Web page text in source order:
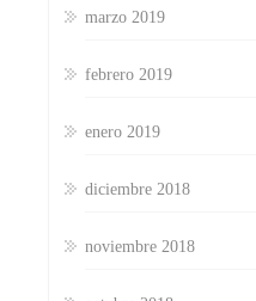
marzo 2019
febrero 2019
enero 2019
diciembre 2018
noviembre 2018